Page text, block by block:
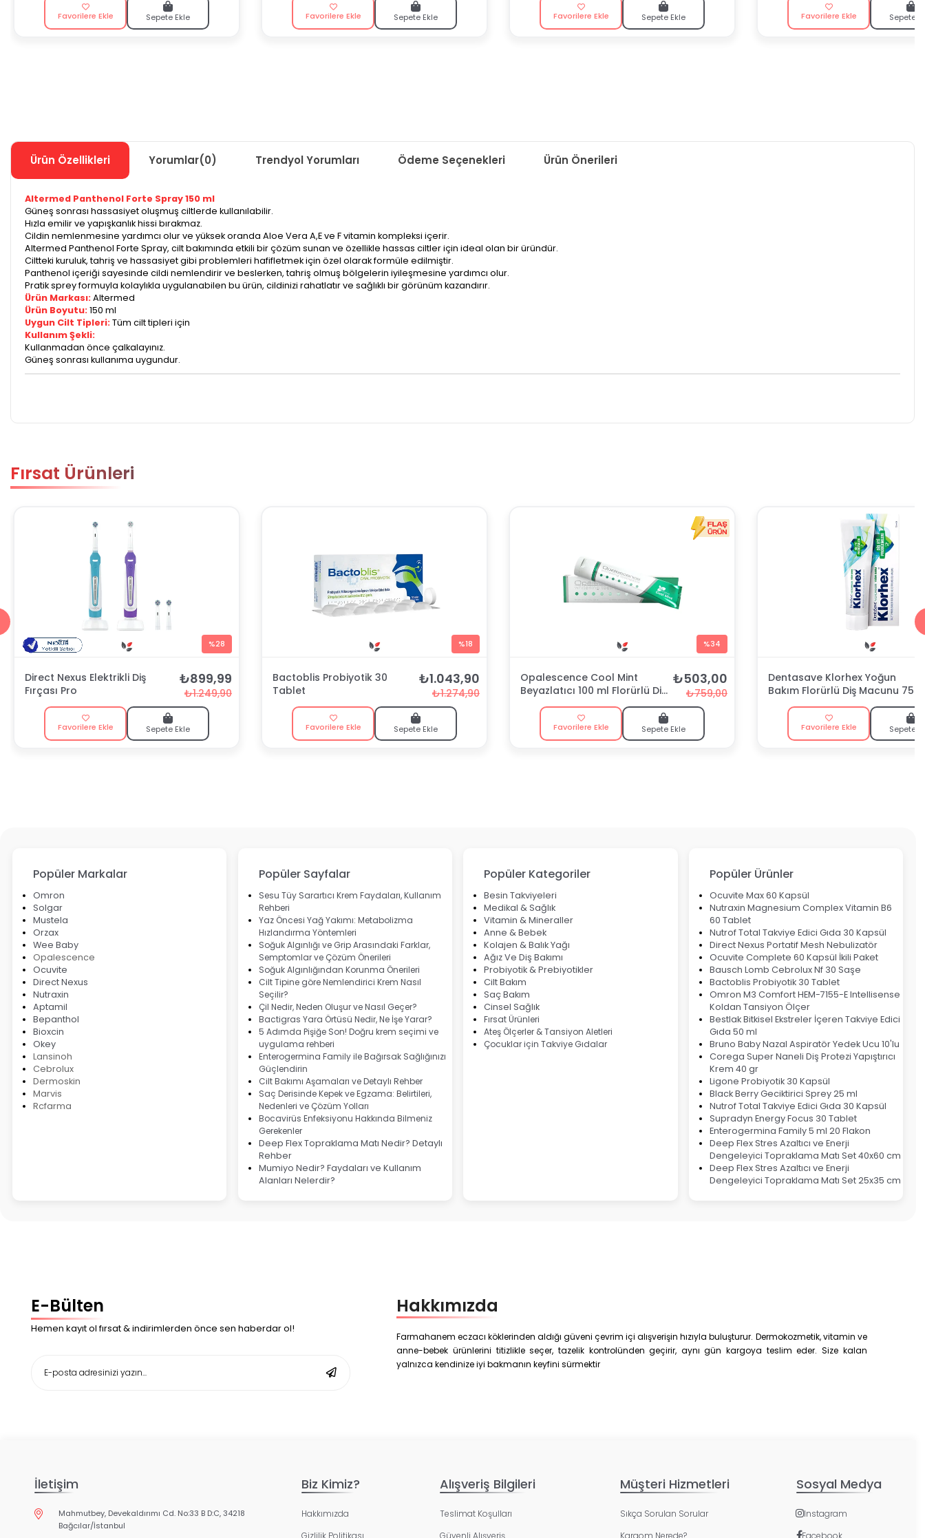
Favorilere Ekle Sepete Ekle Favorilere Ekle Sepete Ekle Favorilere Ekle Sepete Ekle Favorilere Ekle Sepete
Ürün Özellikleri Yorumlar(0) Trendyol Yorumları Ödeme Seçenekleri Ürün Önerileri
Altermed Panthenol Forte Spray 150 ml
Güneş sonrası hassasiyet oluşmuş ciltlerde kullanılabilir.
Hızla emilir ve yapışkanlık hissi bırakmaz.
Cildin nemlenmesine yardımcı olur ve yüksek oranda Aloe Vera A,E ve F vitamin kompleksi içerir.
Altermed Panthenol Forte Spray, cilt bakımında etkili bir çözüm sunan ve özellikle hassas ciltler için ideal olan bir üründür.
Ciltteki kuruluk, tahriş ve hassasiyet gibi problemleri hafifletmek için özel olarak formüle edilmiştir.
Panthenol içeriği sayesinde cildi nemlendirir ve beslerken, tahriş olmuş bölgelerin iyileşmesine yardımcı olur.
Pratik sprey formuyla kolaylıkla uygulanabilen bu ürün, cildinizi rahatlatır ve sağlıklı bir görünüm kazandırır.
Ürün Markası: Altermed
Ürün Boyutu: 150 ml
Uygun Cilt Tipleri: Tüm cilt tipleri için
Kullanım Şekli:
Kullanmadan önce çalkalayınız.
Güneş sonrası kullanıma uygundur.
Fırsat Ürünleri
%28
Direct Nexus Elektrikli Diş
Fırçası Pro
₺899,99
₺1.249,90
Favorilere Ekle Sepete Ekle
%18
Bactoblis Probiyotik 30
Tablet
₺1.043,90
₺1.274,90
Favorilere Ekle Sepete Ekle
%34
Opalescence Cool Mint
Beyazlatıcı 100 ml Florürlü Diş
Macunu
₺503,00
₺759,00
Favorilere Ekle Sepete Ekle
Dentasave Klorhex Yoğun
Bakım Florürlü Diş Macunu 75
Favorilere Ekle Sepete
Popüler Markalar
Omron
Solgar
Mustela
Orzax
Wee Baby
Opalescence
Ocuvite
Direct Nexus
Nutraxin
Aptamil
Bepanthol
Bioxcin
Okey
Lansinoh
Cebrolux
Dermoskin
Marvis
Rcfarma
Popüler Sayfalar
Sesu Tüy Sarartıcı Krem Faydaları, Kullanım
Rehberi
Yaz Öncesi Yağ Yakımı: Metabolizma
Hızlandırma Yöntemleri
Soğuk Algınlığı ve Grip Arasındaki Farklar,
Semptomlar ve Çözüm Önerileri
Soğuk Algınlığından Korunma Önerileri
Cilt Tipine göre Nemlendirici Krem Nasıl
Seçilir?
Çil Nedir, Neden Oluşur ve Nasıl Geçer?
Bactigras Yara Örtüsü Nedir, Ne İşe Yarar?
5 Adımda Pişiğe Son! Doğru krem seçimi ve
uygulama rehberi
Enterogermina Family ile Bağırsak Sağlığınızı
Güçlendirin
Cilt Bakımı Aşamaları ve Detaylı Rehber
Saç Derisinde Kepek ve Egzama: Belirtileri,
Nedenleri ve Çözüm Yolları
Bocavirüs Enfeksiyonu Hakkında Bilmeniz
Gerekenler
Deep Flex Topraklama Matı Nedir? Detaylı
Rehber
Mumiyo Nedir? Faydaları ve Kullanım
Alanları Nelerdir?
Popüler Kategoriler
Besin Takviyeleri
Medikal & Sağlık
Vitamin & Mineraller
Anne & Bebek
Kolajen & Balık Yağı
Ağız Ve Diş Bakımı
Probiyotik & Prebiyotikler
Cilt Bakım
Saç Bakım
Cinsel Sağlık
Fırsat Ürünleri
Ateş Ölçerler & Tansiyon Aletleri
Çocuklar için Takviye Gıdalar
Popüler Ürünler
Ocuvite Max 60 Kapsül
Nutraxin Magnesium Complex Vitamin B6
60 Tablet
Nutrof Total Takviye Edici Gıda 30 Kapsül
Direct Nexus Portatif Mesh Nebulizatör
Ocuvite Complete 60 Kapsül İkili Paket
Bausch Lomb Cebrolux Nf 30 Saşe
Bactoblis Probiyotik 30 Tablet
Omron M3 Comfort HEM-7155-E Intellisense
Koldan Tansiyon Ölçer
Bestlak Bitkisel Ekstreler İçeren Takviye Edici
Gıda 50 ml
Bruno Baby Nazal Aspiratör Yedek Ucu 10'lu
Corega Super Naneli Diş Protezi Yapıştırıcı
Krem 40 gr
Ligone Probiyotik 30 Kapsül
Black Berry Geciktirici Sprey 25 ml
Nutrof Total Takviye Edici Gıda 30 Kapsül
Supradyn Energy Focus 30 Tablet
Enterogermina Family 5 ml 20 Flakon
Deep Flex Stres Azaltıcı ve Enerji
Dengeleyici Topraklama Matı Set 40x60 cm
Deep Flex Stres Azaltıcı ve Enerji
Dengeleyici Topraklama Matı Set 25x35 cm
E-Bülten
Hemen kayıt ol fırsat & indirimlerden önce sen haberdar ol!
Hakkımızda
Farmahanem eczacı köklerinden aldığı güveni çevrim içi alışverişin hızıyla buluşturur. Dermokozmetik, vitamin ve
anne-bebek ürünlerini titizlikle seçer, tazelik kontrolünden geçirir, aynı gün kargoya teslim eder. Size kalan
yalnızca kendinize iyi bakmanın keyfini sürmektir
İletişim
Mahmutbey, Devekaldırımı Cd. No:33 B D:C, 34218
Bağcılar/İstanbul
Biz Kimiz?
Hakkımızda
Alışveriş Bilgileri
Teslimat Koşulları
Müşteri Hizmetleri
Sıkça Sorulan Sorular
Sosyal Medya
Instagram